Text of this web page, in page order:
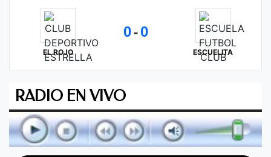
EL ROJO
0- 0
ESCUELITA
RADIO EN VIVO